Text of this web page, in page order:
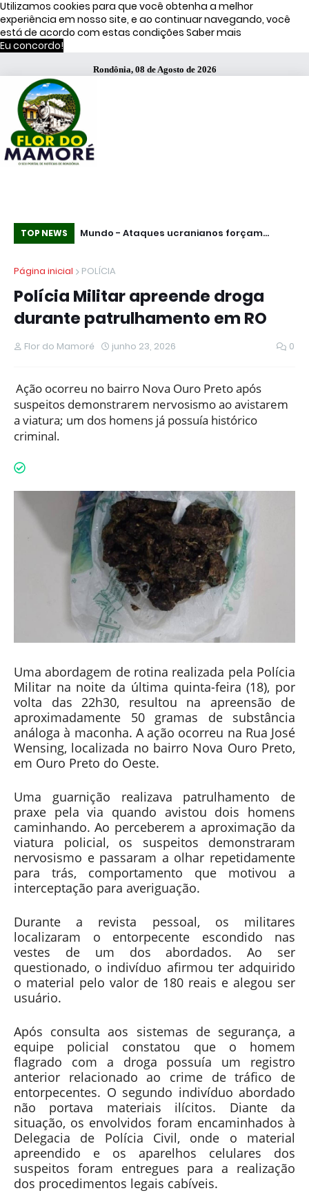
Utilizamos cookies para que você obtenha a melhor
experiência em nosso site, e ao continuar navegando, você
está de acordo com estas condições Saber mais
Eu concordo!
Rondônia, 08 de Agosto de 2026
TOP NEWS
de Moraes
Mundo - Ataques ucranianos forçam
do Cazaquistão à Rússia
Página inicial POLÍCIA
Polícia Militar apreende droga
durante patrulhamento em RO
Flor do Mamoré junho 23, 2026 0
Ação ocorreu no bairro Nova Ouro Preto após
suspeitos demonstrarem nervosismo ao avistarem
a viatura; um dos homens já possuía histórico
criminal.
Uma abordagem de rotina realizada pela Polícia
Militar na noite da última quinta-feira (18), por
volta das 22h30, resultou na apreensão de
aproximadamente 50 gramas de substância
análoga à maconha. A ação ocorreu na Rua José
Wensing, localizada no bairro Nova Ouro Preto,
em Ouro Preto do Oeste.
Uma guarnição realizava patrulhamento de
praxe pela via quando avistou dois homens
caminhando. Ao perceberem a aproximação da
viatura policial, os suspeitos demonstraram
nervosismo e passaram a olhar repetidamente
para trás, comportamento que motivou a
interceptação para averiguação.
Durante a revista pessoal, os militares
localizaram o entorpecente escondido nas
vestes de um dos abordados. Ao ser
questionado, o indivíduo afirmou ter adquirido
o material pelo valor de 180 reais e alegou ser
usuário.
Após consulta aos sistemas de segurança, a
equipe policial constatou que o homem
flagrado com a droga possuía um registro
anterior relacionado ao crime de tráfico de
entorpecentes. O segundo indivíduo abordado
não portava materiais ilícitos. Diante da
situação, os envolvidos foram encaminhados à
Delegacia de Polícia Civil, onde o material
apreendido e os aparelhos celulares dos
suspeitos foram entregues para a realização
dos procedimentos legais cabíveis.